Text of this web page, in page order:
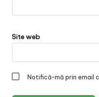
Site web
Notifică-mă prin email